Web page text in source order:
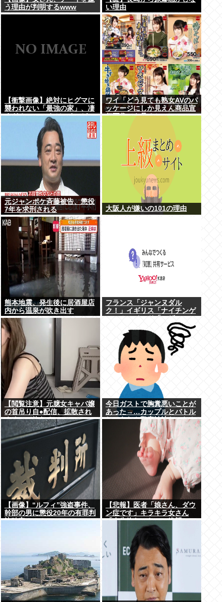
う理由が判明するwww
い理由
【衝撃画像】絶対にヒグマに
襲われない「最強の家」、凄
すぎるwwwこれは…ヤバす
ワイ「どう見ても熟女AVのパ
ッケージにしか見えん商品宣
伝画像でも見るか...」
元ジャンポケ斉藤被告、懲役
7年を求刑される
大阪人が嫌いの101の理由
熊本地震、発生後に居酒屋店
内から温泉が吹き出す
フランス「ジャンヌダル
ク！」イギリス「ナイチンゲ
【閲覧注意】元臆女キャバ嬢
の首吊り自●配信、拡散され
まくって終わるwww
今日ガストで胸糞悪いことが
あった→…カップルとバトル
してあわや警察沙汰だったん
だがどっちが悪い？
【画像】“ルフィ”強盗事件、
幹部の男に懲役20年の有罪判
決確定！！！
【悲報】医者「娘さん、ダウ
ン症です」キラキラ女さん
「人生終わった」⇒絶望
へ！！！！